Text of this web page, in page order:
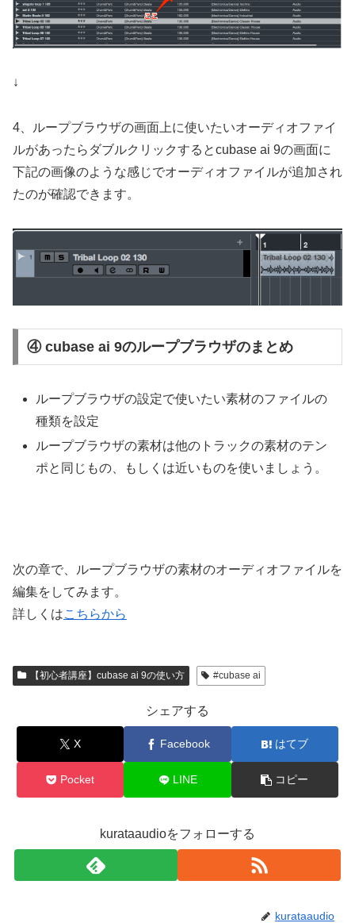
↓
4、ループブラウザの画面上に使いたいオーディオファイ
ルがあったらダブルクリックするとcubase ai 9の画面に
下記の画像のような感じでオーディオファイルが追加され
たのが確認できます。
④ cubase ai 9のループブラウザのまとめ
ループブラウザの設定で使いたい素材のファイルの
種類を設定
ループブラウザの素材は他のトラックの素材のテン
ポと同じもの、もしくは近いものを使いましょう。
次の章で、ループブラウザの素材のオーディオファイルを
編集をしてみます。
詳しくはこちらから
【初心者講座】cubase ai 9の使い方 #cubase ai
シェアする
X Facebook はてブ
Pocket LINE コピー
kurataaudioをフォローする
kurataaudio